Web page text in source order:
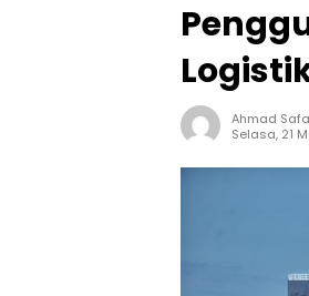
Ahmad
Selasa, 21